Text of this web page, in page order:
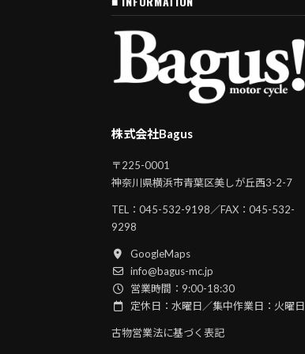
株式会社Bagus
〒225-0001
神奈川県横浜市青葉区美しが丘西3-2-7
TEL： 045-532-9198／FAX：045-532-
9298
GoogleMaps
info@bagus-mc.jp
営業時間：9:00-18:30
定休日：水曜日／集中作業日：火曜日
古物営業法に基づく表記